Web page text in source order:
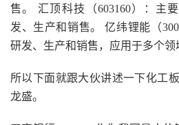
售。 汇顶科技（603160）：主
发、生产和销售。 亿纬锂能（
研发、生产和销售，应用于多个领
所以下面就跟大伙讲述一下化工
龙盛。